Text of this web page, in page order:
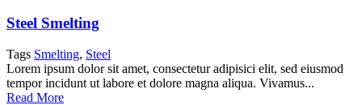
Steel Smelting
Tags Smelting, Steel
Lorem ipsum dolor sit amet, consectetur adipisici elit, sed eiusmod
tempor incidunt ut labore et dolore magna aliqua. Vivamus...
Read More